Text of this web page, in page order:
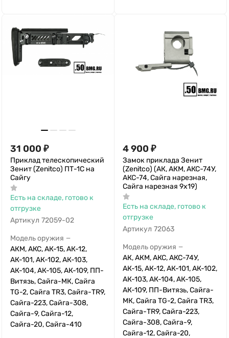
31 000 ₽
Приклад телескопический
Зенит (Zenitco) ПТ-1С на
Сайгу
Есть на складе, готово к
отгрузке
Артикул 72059-02
Модель оружия —
АКМ, АКС, АК-15, АК-12,
АК-101, АК-102, АК-103,
АК-104, АК-105, АК-109, ПП-
Витязь, Сайга-МК, Сайга
TG-2, Сайга TR3, Сайга-TR9,
Сайга-223, Сайга-308,
Сайга-9, Сайга-12,
Сайга-20, Сайга-410
4 900 ₽
Замок приклада Зенит
(Zenitco) (АК, АКМ, АКС-74У,
АКС-74, Сайга нарезная,
Сайга нарезная 9х19)
Есть на складе, готово к
отгрузке
Артикул 72063
Модель оружия —
АК, АКМ, АКС, АКС-74У,
АК-15, АК-12, АК-101, АК-102,
АК-103, АК-104, АК-105,
АК-109, ПП-Витязь, Сайга-
МК, Сайга TG-2, Сайга TR3,
Сайга-TR9, Сайга-223,
Сайга-308, Сайга-9,
Сайга-12, Сайга-20,